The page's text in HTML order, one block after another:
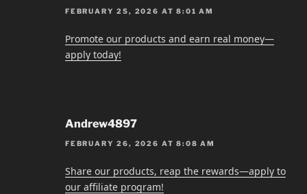
FEBRUARY 25, 2026 AT 8:01 AM
Promote our products and earn real money—
apply today!
Andrew4897
FEBRUARY 26, 2026 AT 8:08 AM
Share our products, reap the rewards—apply to
our affiliate program!